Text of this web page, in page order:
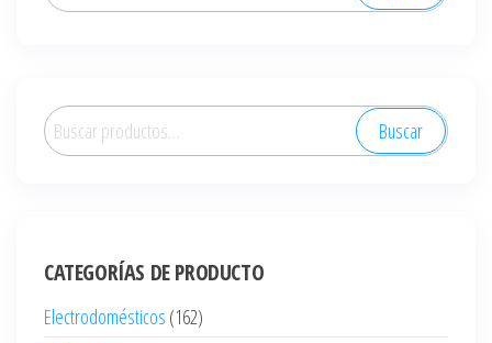
Buscar
por:
Buscar
CATEGORÍAS DE PRODUCTO
Electrodomésticos (162)